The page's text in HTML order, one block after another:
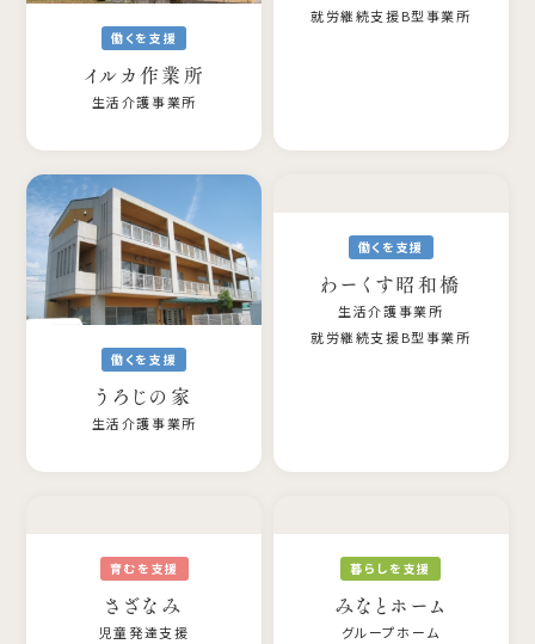
働くを支援
イルカ作業所
生活介護事業所
就労継続支援B型事業所
働くを支援
うろじの家
生活介護事業所
働くを支援
わーくす昭和橋
生活介護事業所
就労継続支援B型事業所
育むを支援
さざなみ
児童発達支援
暮らしを支援
みなとホーム
グループホーム